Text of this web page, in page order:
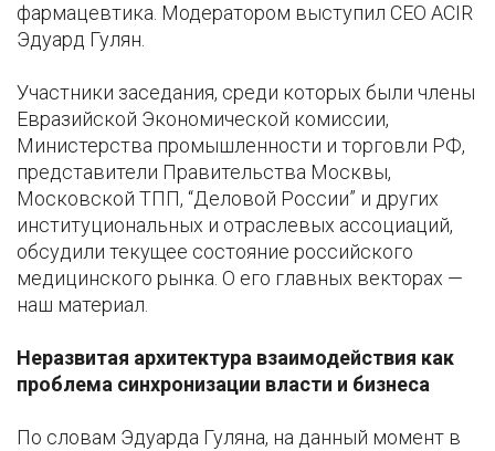
фармацевтика. Модератором выступил СЕО ACIR
Эдуард Гулян.
Участники заседания, среди которых были члены
Евразийской Экономической комиссии,
Министерства промышленности и торговли РФ,
представители Правительства Москвы,
Московской ТПП, “Деловой России” и других
институциональных и отраслевых ассоциаций,
обсудили текущее состояние российского
медицинского рынка. О его главных векторах —
наш материал.
Неразвитая архитектура взаимодействия как
проблема синхронизации власти и бизнеса
По словам Эдуарда Гуляна, на данный момент в